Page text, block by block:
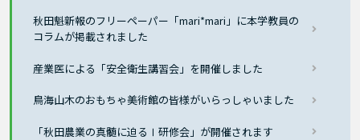
秋田魁新報のフリーペーパー「mari*mari」に本学教員の
コラムが掲載されました
産業医による「安全衛生講習会」を開催しました
鳥海山木のおもちゃ美術館の皆様がいらっしゃいました
「秋田農業の真髄に迫るⅠ研修会」が開催されます